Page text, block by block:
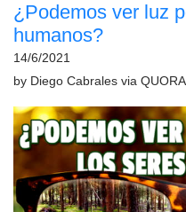
¿Podemos ver luz
humanos?
14/6/2021
by Diego Cabrales via